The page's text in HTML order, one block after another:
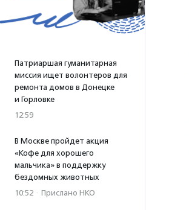
Патриаршая гуманитарная
миссия ищет волонтеров для
ремонта домов в Донецке
и Горловке
12:59
В Москве пройдет акция
«Кофе для хорошего
мальчика» в поддержку
бездомных животных
10:52 · Прислано НКО